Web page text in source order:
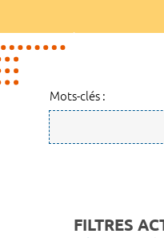
Mots-clés :
FILTRES